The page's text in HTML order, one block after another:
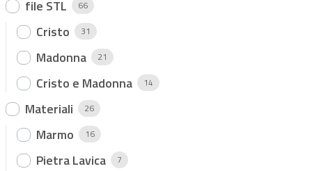
file STL 66
Cristo 31
Madonna 21
Cristo e Madonna 14
Materiali 26
Marmo 16
Pietra Lavica 7